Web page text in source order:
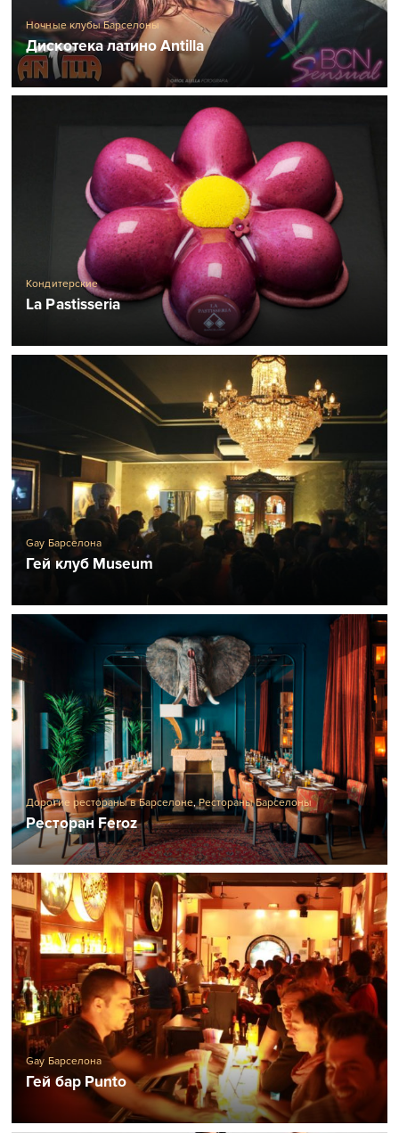
Ночные клубы Барселоны
Дискотека латино Antilla
Кондитерские
La Pastisseria
Gay Барселона
Гей клуб Museum
Дорогие рестораны в Барселоне,Рестораны Барселоны
Ресторан Feroz
Gay Барселона
Гей бар Punto